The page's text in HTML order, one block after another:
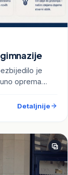
je
oprema…
Detaljnije